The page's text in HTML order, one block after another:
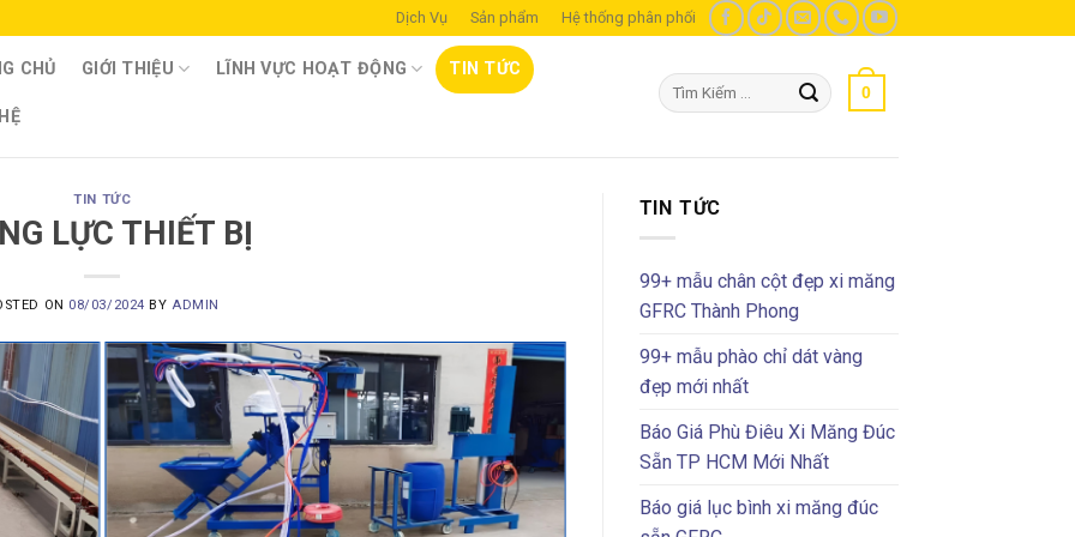
Dịch Vụ Sản phẩm Hệ thống phân phối
CHỦ GIỚI THIỆU LĨNH VỰC HOẠT ĐỘNG TIN TỨC
Tìm
kiếm:
0
TIN TỨC
LỰC THIẾT BỊ
ON 08/03/2024 BY ADMIN
TIN TỨC
99+ mẫu chân cột đẹp xi măng
GFRC Thành Phong
99+ mẫu phào chỉ dát vàng
đẹp mới nhất
Báo Giá Phù Điêu Xi Măng Đúc
Sẵn TP HCM Mới Nhất
Báo giá lục bình xi măng đúc